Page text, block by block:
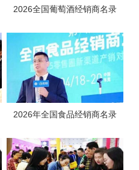
2026全国葡萄酒经销商名录
2026年全国食品经销商名录